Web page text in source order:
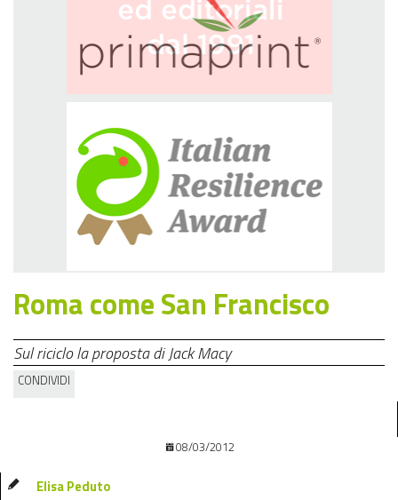
Roma come San Francisco
Sul riciclo la proposta di Jack Macy
CONDIVIDI
08/03/2012
Elisa Peduto